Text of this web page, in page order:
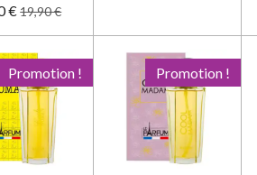
€19,90 €
Promotion ! Promotion !